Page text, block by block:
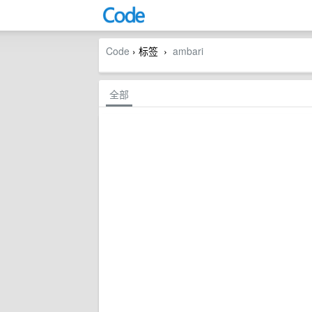
Code › 标签 › ambari
全部